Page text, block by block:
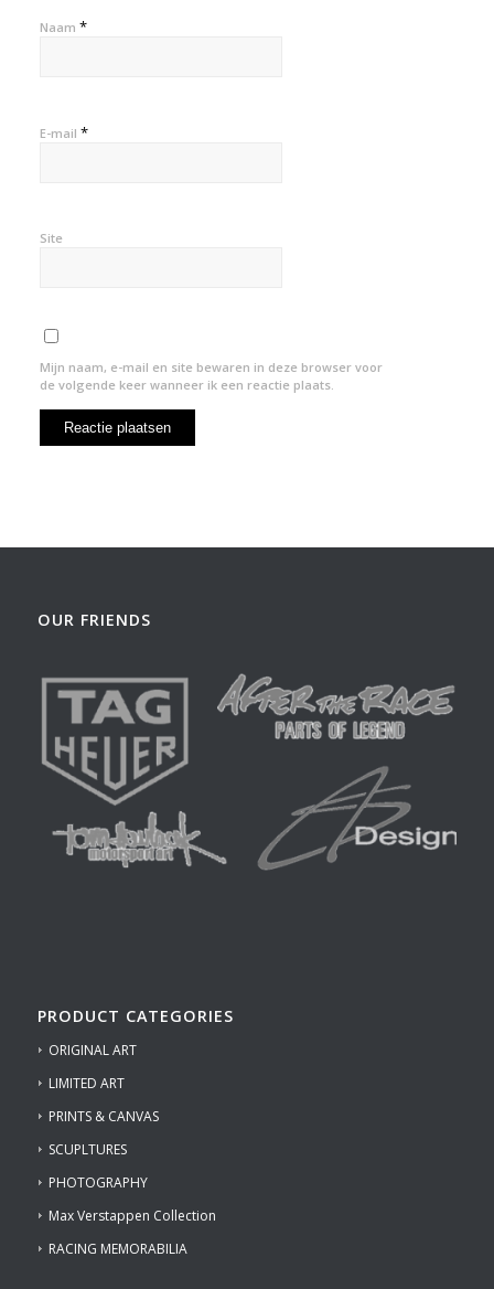
Naam *
E-mail *
Site
Mijn naam, e-mail en site bewaren in deze browser voor
de volgende keer wanneer ik een reactie plaats.
OUR FRIENDS
PRODUCT CATEGORIES
ORIGINAL ART
LIMITED ART
PRINTS & CANVAS
SCUPLTURES
PHOTOGRAPHY
Max Verstappen Collection
RACING MEMORABILIA